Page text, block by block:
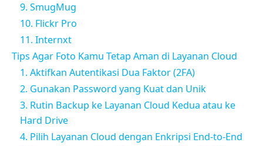
9. SmugMug
10. Flickr Pro
11. Internxt
Tips Agar Foto Kamu Tetap Aman di Layanan Cloud
1. Aktifkan Autentikasi Dua Faktor (2FA)
2. Gunakan Password yang Kuat dan Unik
3. Rutin Backup ke Layanan Cloud Kedua atau ke
Hard Drive
4. Pilih Layanan Cloud dengan Enkripsi End-to-End